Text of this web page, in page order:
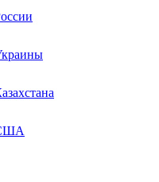
США